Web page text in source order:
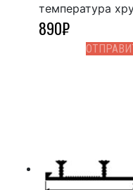
температура
890₽